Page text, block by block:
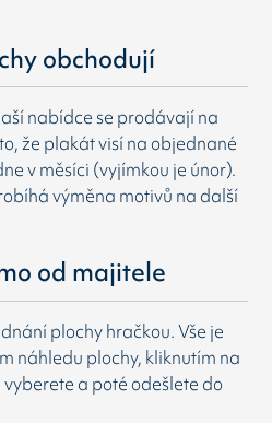
obchodují
nabídce se prodávají na
že plakát visí na objednané
v měsíci (vyjímkou je únor).
výměna motivů na další
od majitele
plochy hračkou. Vše je
náhledu plochy, kliknutím na
vyberete a poté odešlete do